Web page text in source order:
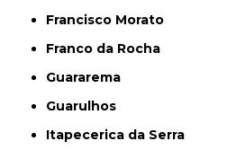
Francisco Morato
Franco da Rocha
Guararema
Guarulhos
Itapecerica da Serra